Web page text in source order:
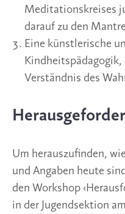
Meditationskreises
darauf zu den
Eine künstlerische
Verständnis des
Um herauszufinden,
und Angaben heute
den Workshop
in der Jugendsektion